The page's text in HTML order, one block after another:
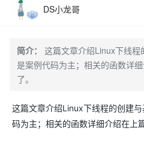
DS小龙哥
简介：
这篇文章介绍Linux下线
是案例代码为主；相关的函数详
了。
这篇文章介绍Linux下线程的创建
码为主；相关的函数详细介绍在上